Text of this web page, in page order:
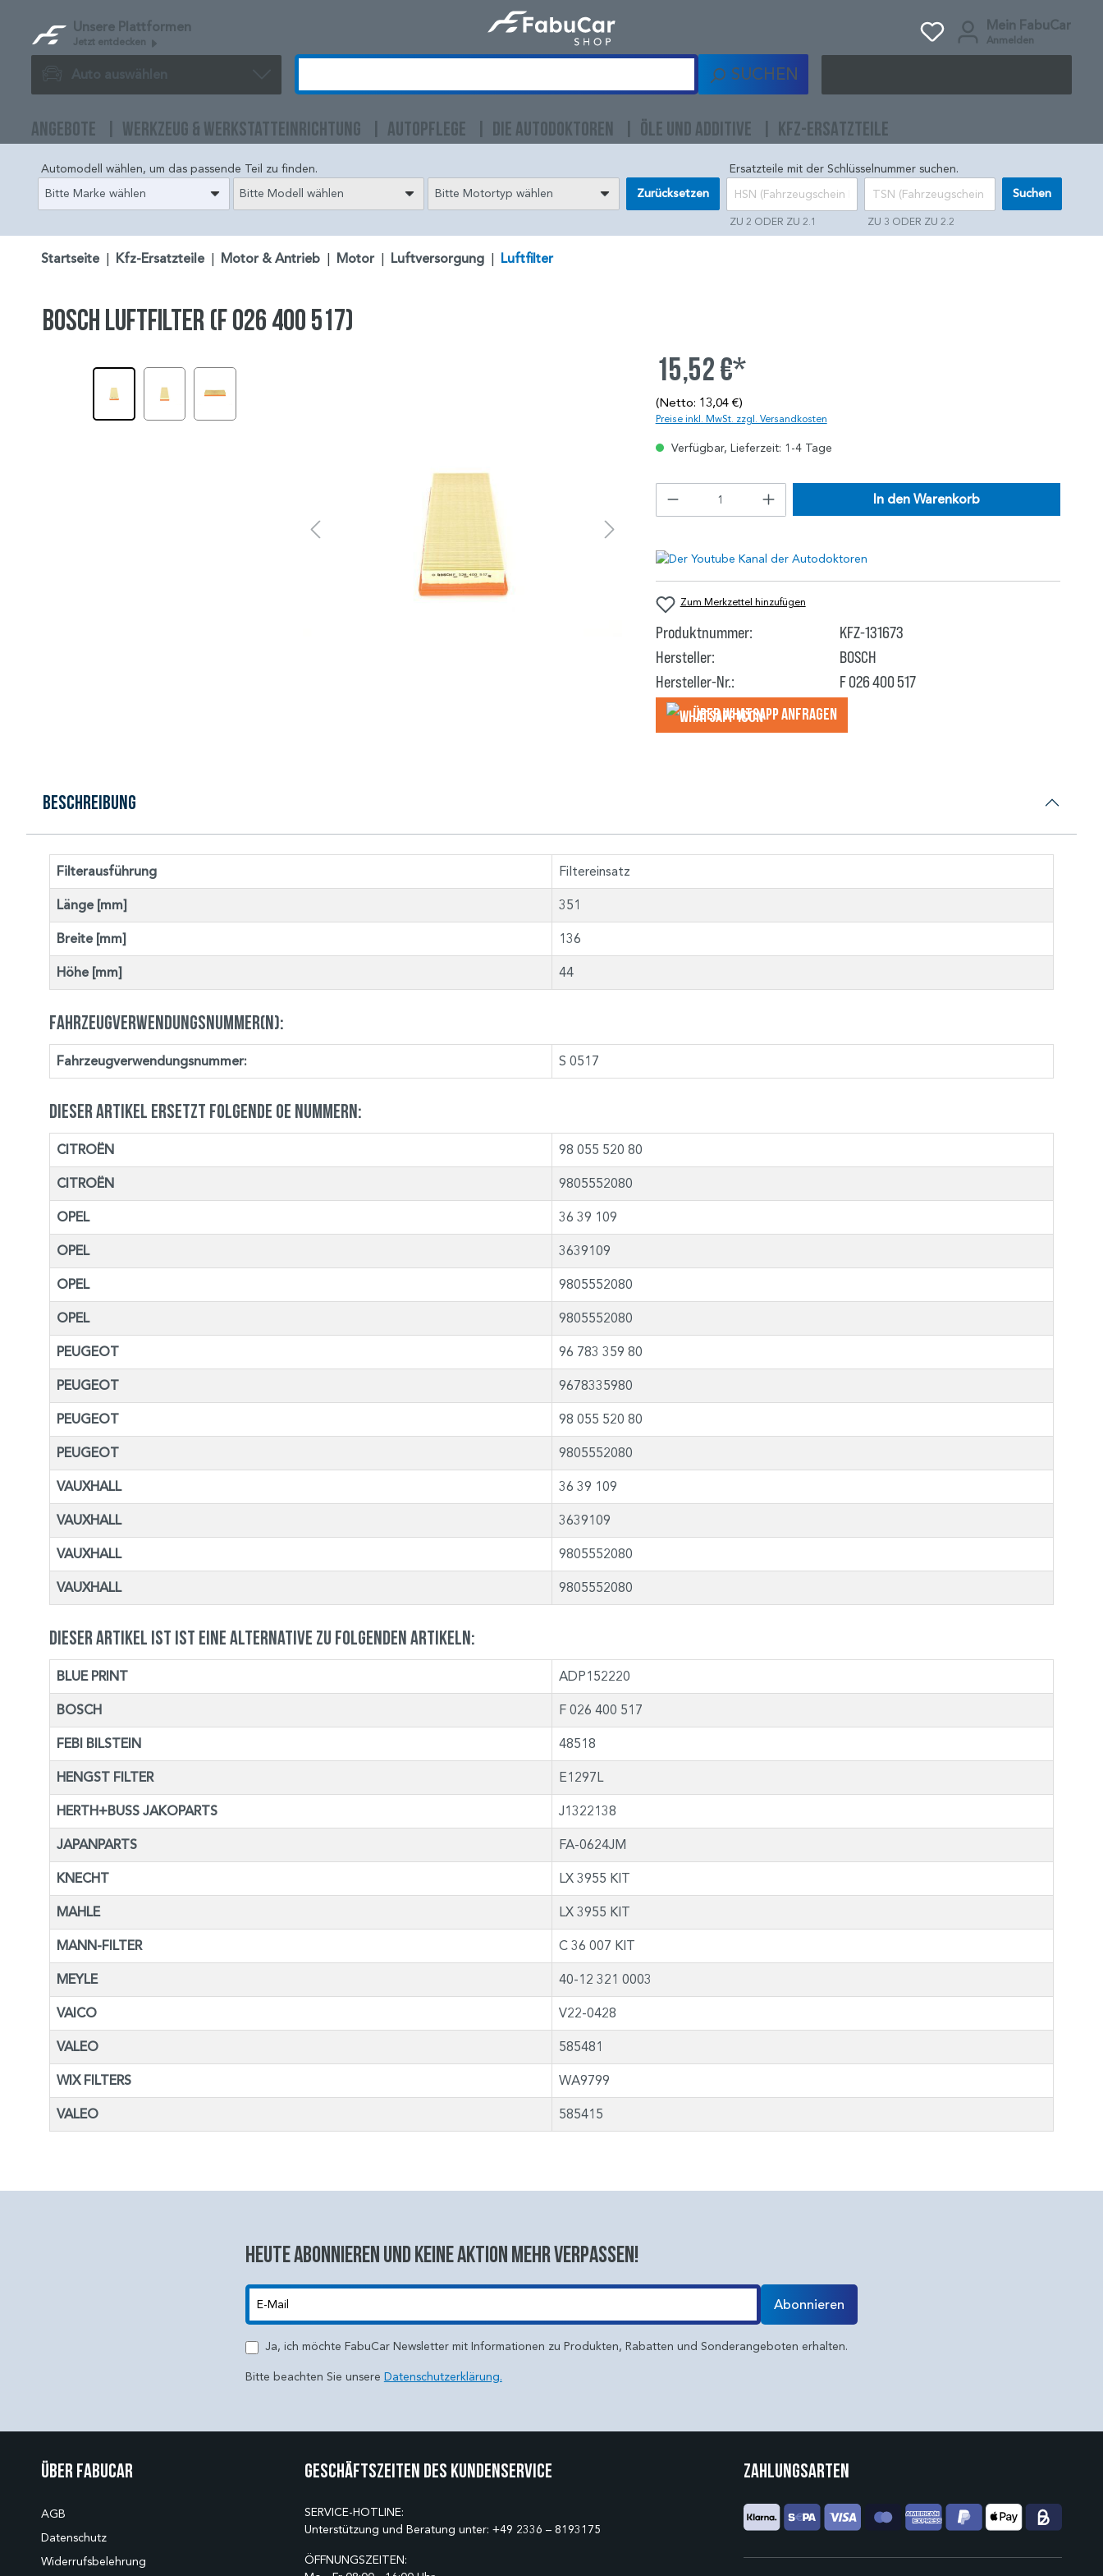
Unsere Plattformen
Jetzt entdecken
Mein FabuCar
Anmelden
Auto auswählen SUCHEN
ANGEBOTE WERKZEUG & WERKSTATTEINRICHTUNG AUTOPFLEGE DIE AUTODOKTOREN ÖLE UND ADDITIVE KFZ-ERSATZTEILE
Automodell wählen, um das passende Teil zu finden.
Bitte Marke wählen
Bitte Modell wählen Bitte Motortyp wählen Zurücksetzen
Ersatzteile mit der Schlüsselnummer suchen.
ZU 2 ODER ZU 2.1 ZU 3 ODER ZU 2.2
Suchen
Startseite Kfz-Ersatzteile Motor & Antrieb Motor Luftversorgung Luftfilter
BOSCH Luftfilter (F 026 400 517)
15,52 €*
(Netto: 13,04 €)
Preise inkl. MwSt. zzgl. Versandkosten
Verfügbar, Lieferzeit: 1-4 Tage
In den Warenkorb
Zum Merkzettel hinzufügen
Produktnummer:
KFZ-131673
Hersteller:
BOSCH
Hersteller-Nr.:
F 026 400 517
Über WhatsApp anfragеn
Beschreibung
Filterausführung Filtereinsatz
Länge [mm] 351
Breite [mm] 136
Höhe [mm] 44
Fahrzeugverwendungsnummer(n):
Fahrzeugverwendungsnummer: S 0517
Dieser Artikel ersetzt folgende OE Nummern:
CITROËN 98 055 520 80
CITROËN 9805552080
OPEL 36 39 109
OPEL 3639109
OPEL 9805552080
OPEL 9805552080
PEUGEOT 96 783 359 80
PEUGEOT 9678335980
PEUGEOT 98 055 520 80
PEUGEOT 9805552080
VAUXHALL 36 39 109
VAUXHALL 3639109
VAUXHALL 9805552080
VAUXHALL 9805552080
Dieser Artikel ist ist eine Alternative zu folgenden Artikeln:
BLUE PRINT ADP152220
BOSCH F 026 400 517
FEBI BILSTEIN 48518
HENGST FILTER E1297L
HERTH+BUSS JAKOPARTS J1322138
JAPANPARTS FA-0624JM
KNECHT LX 3955 KIT
MAHLE LX 3955 KIT
MANN-FILTER C 36 007 KIT
MEYLE 40-12 321 0003
VAICO V22-0428
VALEO 585481
WIX FILTERS WA9799
VALEO 585415
Heute abonnieren und keine aktion mehr verpassen!
Abonnieren
Ja, ich möchte FabuCar Newsletter mit Informationen zu Produkten, Rabatten und Sonderangeboten erhalten.
Bitte beachten Sie unsere Datenschutzerklärung.
Über Fabucar
AGB
Datenschutz
Widerrufsbelehrung
Geschäftszeiten des Kundenservice
SERVICE-HOTLINE:
Unterstützung und Beratung unter: +49 2336 – 8193175
ÖFFNUNGSZEITEN:
Zahlungsarten